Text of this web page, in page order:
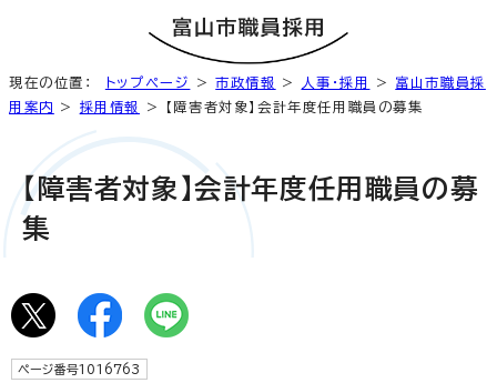
現在の位置： トップページ >市政情報 > 人事・採用 > 富山市職員採
用案内
> 採用情報 > 【障害者対象】会計年度任用職員の募集
【障害者対象】会計年度任用職員の募
集
ページ番号1016763